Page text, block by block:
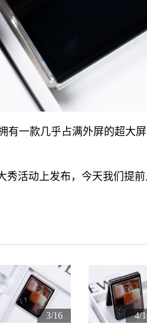
一款几乎占满外屏的超大
活动上发布，今天我们提
3/16 4/